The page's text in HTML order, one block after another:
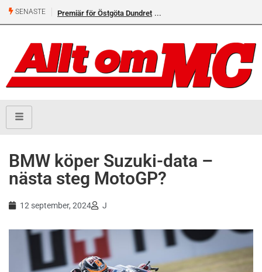
SENASTE Premiär för Östgöta Dundret
BMW köper Suzuki-data –
nästa steg MotoGP?
12 september, 2024 J